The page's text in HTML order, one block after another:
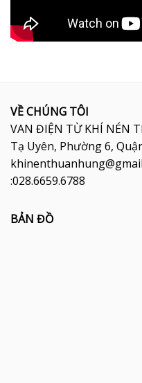
VỀ CHÚNG TÔI
VAN ĐIỆN TỪ KHÍ NÉN
Tạ Uyên, Phường 6,
:028.6659.6788
BẢN ĐỒ